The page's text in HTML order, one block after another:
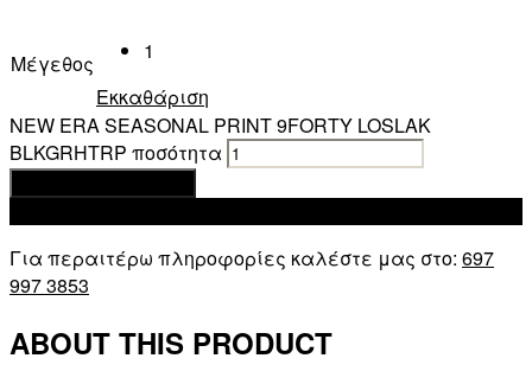
Μέγεθος
1
Εκκαθάριση
NEW ERA SEASONAL PRINT 9FORTY LOSLAK
BLKGRHTRP ποσότητα
Για περαιτέρω πληροφορίες καλέστε μας στο: 697
997 3853
ABOUT THIS PRODUCT